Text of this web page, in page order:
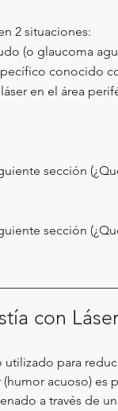
2 situaciones:
(o glaucoma
conocido
en el área
sección
sección
con
para
acuoso) es
a través de